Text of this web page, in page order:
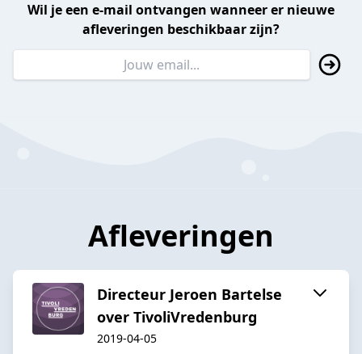
Wil je een e-mail ontvangen wanneer er nieuwe
afleveringen beschikbaar zijn?
Afleveringen
Directeur Jeroen Bartelse
over TivoliVredenburg
2019-04-05